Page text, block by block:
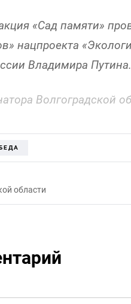
«Сад памяти»
нацпроекта
Владимира Путина.
Волгоградской
области